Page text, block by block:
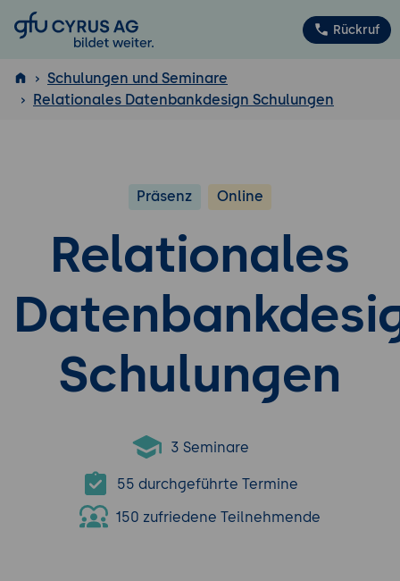
GFU Cyrus AG Rückruf
ISTQB
Schulungen und Seminare
Relationales Datenbankdesign Schulungen
Präsenz Online
Relationales
Schulungen
3 Seminare
55 durchgeführte Termine
150 zufriedene Teilnehmende